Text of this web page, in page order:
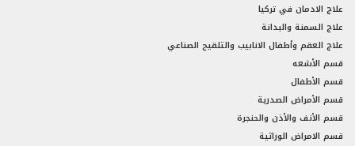
علاج الادمان في تركيا
علاج السمنة والبدانة
علاج العقم وأطفال الانابيب والتلقيح الصناعي
قسم الأشعه
قسم الأطفال
قسم الأمراض الصدرية
قسم الأنف والأذن والحنجرة
قسم الامراض الوراثية